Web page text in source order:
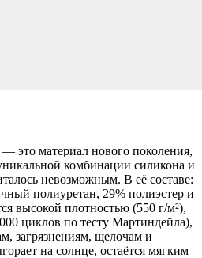
это материал нового поколения,
комбинации силикона и
невозможным. В её составе:
полиуретан, 29% полиэстер и
высокой плотностью (550 г/м²),
циклов по тесту Мартиндейла),
загрязнениям, щелочам и
на солнце, остаётся мягким